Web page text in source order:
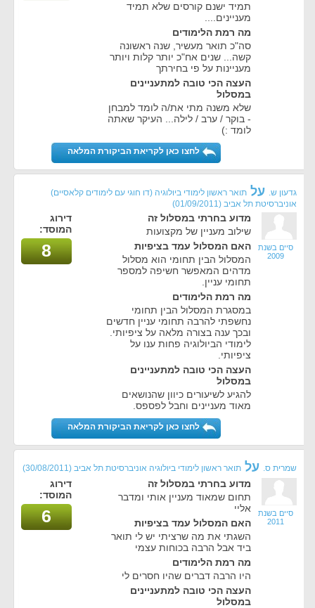
תמיד ישנם קורסים שלא תמיד
מעניינים....
מה רמת הלימודים
סה"כ תואר מעשיר, שנה ראשונה
קשה... שנים אח"כ יותר קלות ויותר
מעניינות על פי בחירתך
העצה הכי טובה למתעניינים
במסלול
שלא משנה מתי את/ה לומד למבחן
- בוקר / ערב / לילה... העיקר שאתה
לומד :)
לחצו כאן לקריאת הביקורת המלאה
גדעון ש. על תואר ראשון לימודי ביולוגיה (דו חוגי עם לימודים קלאסיים)
אוניברסיטת תל אביב (01/09/2011)
סיים בשנת
2009
מדוע בחרתי במסלול זה
שילוב מעניין של מקצועות
האם המסלול עמד בציפיות
המסלול הבין תחומי הוא מסלול
מדהים המאפשר חשיפה למספר
תחומי עניין.
מה רמת הלימודים
במסגרת המסלול הבין תחומי
נחשפתי להרבה תחומי עניין חדשים
ובכך ענה בצורה מלאה על ציפיותי.
לימודי הביולוגיה פחות ענו על
ציפיותי.
העצה הכי טובה למתעניינים
במסלול
להגיע לשיעורים כיוון שהנושאים
מאוד מעניינים וחבל לפספס.
דירוג
המוסד:
8
לחצו כאן לקריאת הביקורת המלאה
שמרית ס. על תואר ראשון לימודי ביולוגיה אוניברסיטת תל אביב (30/08/2011)
סיים בשנת
2011
מדוע בחרתי במסלול זה
תחום שמאוד מעניין אותי ומדבר
אליי
האם המסלול עמד בציפיות
השגתי את מה שרציתי יש לי תואר
ביד אבל הרבה בכוחות עצמי
מה רמת הלימודים
היו הרבה דברים שהיו חסרים לי
העצה הכי טובה למתעניינים
במסלול
דירוג
המוסד:
6